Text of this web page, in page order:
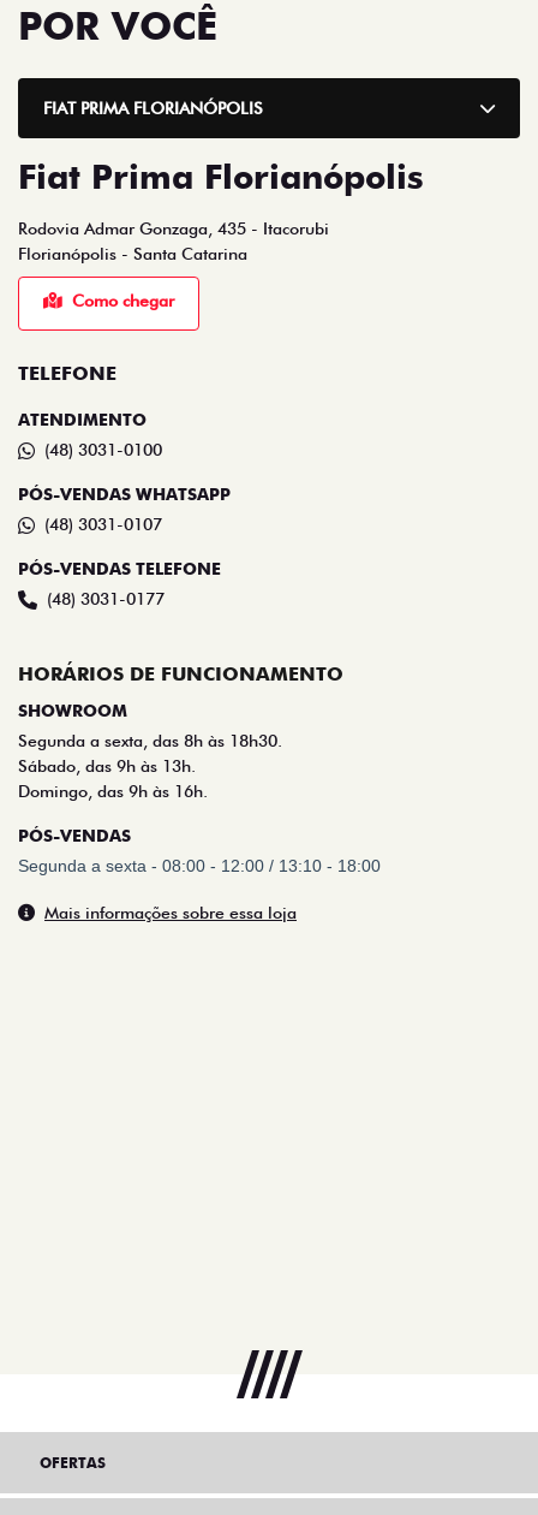
ESPERAMOS
POR VOCÊ
FIAT PRIMA FLORIANÓPOLIS
Fiat Prima Florianópolis
Rodovia Admar Gonzaga, 435 - Itacorubi
Florianópolis - Santa Catarina
Como chegar
ATENDIMENTO
PÓS-VENDAS WHATSAPP
(48) 3031-0177
HORÁRIOS DE FUNCIONAMENTO
SHOWROOM
Segunda a sexta, das 8h às 18h30.
Sábado, das 9h às 13h.
Segunda a sexta - 08:00 - 12:00 / 13:10 - 18:00